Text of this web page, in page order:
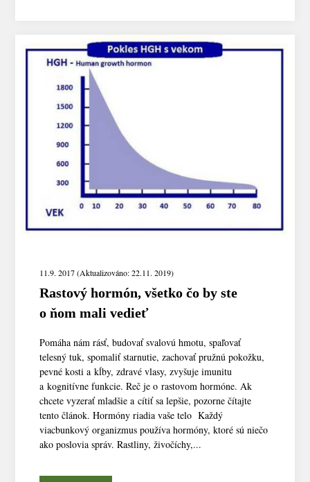
11.9. 2017 (Aktualizováno: 22.11. 2019)
Rastový hormón, všetko čo by ste
o ňom mali vedieť
Pomáha nám rásť, budovať svalovú hmotu, spaľovať
telesný tuk, spomaliť starnutie, zachovať pružnú pokožku,
pevné kosti a kĺby, zdravé vlasy, zvyšuje imunitu
a kognitívne funkcie. Reč je o rastovom hormóne. Ak
chcete vyzerať mladšie a cítiť sa lepšie, pozorne čítajte
tento článok. Hormóny riadia vaše telo Každý
viacbunkový organizmus používa hormóny, ktoré sú niečo
ako poslovia správ. Rastliny, živočíchy,...